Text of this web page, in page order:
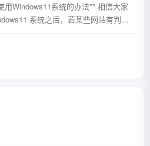
Windows11系统的办法** 相信大家
系统之后，若某些网站有判断